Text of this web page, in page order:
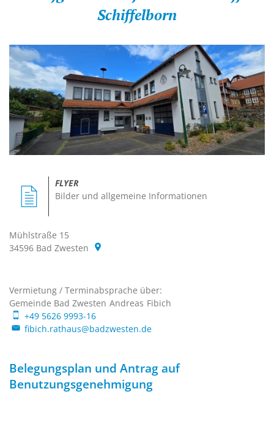
Schiffelborn
FLYER
Bilder und allgemeine Informationen
Mühlstraße 15
34596 Bad Zwesten
Vermietung / Terminabsprache über:
Gemeinde Bad Zwesten Andreas Fibich
+49 5626 9993-16
fibich.rathaus@badzwesten.de
Belegungsplan und Antrag auf
Benutzungsgenehmigung